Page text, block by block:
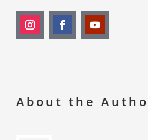
About the